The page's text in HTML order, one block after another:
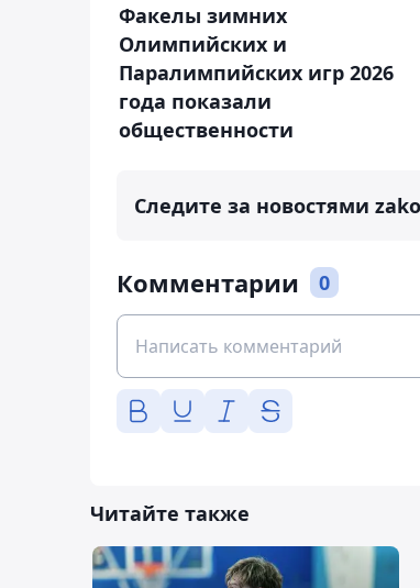
Факелы зимних
Олимпийских и
Паралимпийских игр 2026
года показали
общественности
Следите за новостями
Комментарии 0
Читайте также